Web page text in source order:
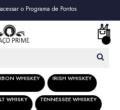
o Programa de Pontos
WHISKEY IRISH WHISKEY
WHISKY TENNESSEE WHISKEY